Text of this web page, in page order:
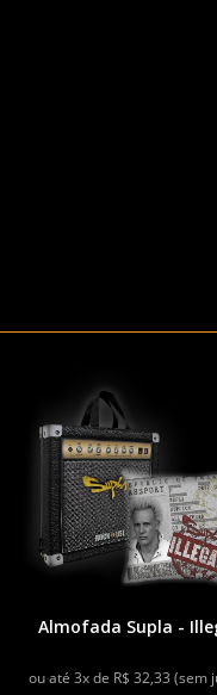
Almofada Supla -
ou até 3x de R$ 32,33 (sem